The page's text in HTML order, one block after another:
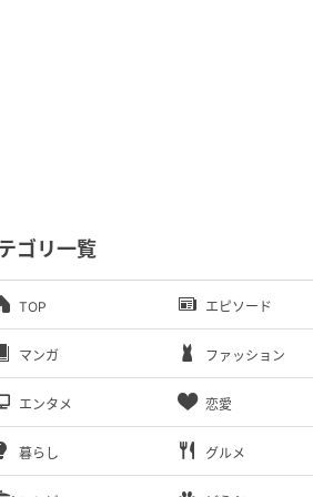
ゴリ一覧
TOP エピソード
マンガ ファッション
エンタメ 恋愛
暮らし グルメ